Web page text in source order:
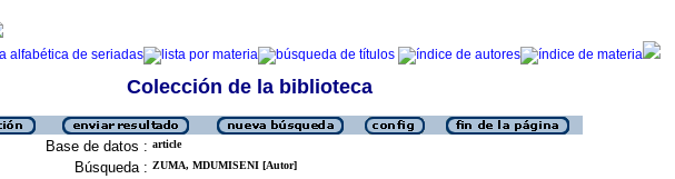
Colección de la biblioteca
Base de datos : article
Búsqueda : ZUMA, MDUMISENI [Autor]